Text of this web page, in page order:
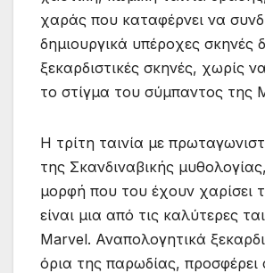
χαράς που καταφέρνει να
δημιουργικά υπέροχες σκηνές
ξεκαρδιστικές σκηνές, χωρίς
το στίγμα του σύμπαντος της
Η τρίτη ταινία με
της Σκανδιναβικής
μορφή που του έχουν χαρίσει
είναι μια από τις καλύτερες
Marvel. Αναπολογητικά
όρια της παρωδίας, προσφέρει